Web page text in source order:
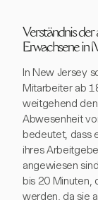
Verständnis der
Erwachsene in
In New Jersey
Mitarbeiter ab
weitgehend
Abwesenheit
bedeutet, dass
ihres
angewiesen
bis 20 Minuten,
werden, da sie